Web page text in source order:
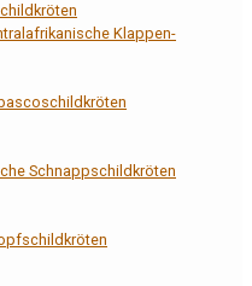
Klappen-
Schnappschildkröten